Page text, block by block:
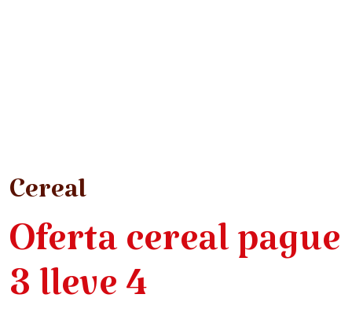
Cereal
Oferta cereal pague
3 lleve 4